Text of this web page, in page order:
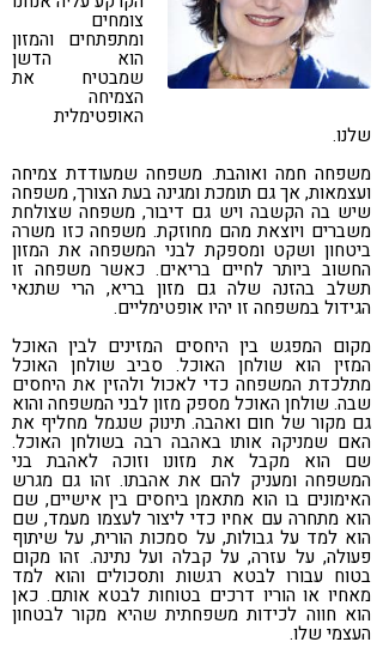
צומחים
ומתפתחים והמזון
הוא הדשן
שמבטיח את
הצמיחה
האופטימלית
שלנו.
משפחה חמה ואוהבת. משפחה שמעודדת צמיחה
ועצמאות, אך גם תומכת ומגינה בעת הצורך, משפחה
שיש בה הקשבה ויש גם דיבור, משפחה שצולחת
משברים ויוצאת מהם מחוזקת. משפחה כזו משרה
ביטחון ושקט ומספקת לבני המשפחה את המזון
החשוב ביותר לחיים בריאים. כאשר משפחה זו
תשלב בהזנה שלה גם מזון בריא, הרי שתנאי
הגידול במשפחה זו יהיו אופטימליים.
מקום המפגש בין היחסים המזינים לבין האוכל
המזין הוא שולחן האוכל. סביב שולחן האוכל
מתלכדת המשפחה כדי לאכול ולהזין את היחסים
שבה. שולחן האוכל מספק מזון לבני המשפחה והוא
גם מקור של חום ואהבה. תינוק שנגמל מחליף את
האם שמניקה אותו באהבה רבה בשולחן האוכל.
שם הוא מקבל את מזונו וזוכה לאהבת בני
המשפחה ומעניק להם את אהבתו. זהו גם מגרש
האימונים בו הוא מתאמן ביחסים בין אישיים, שם
הוא מתחרה עם אחיו כדי ליצור לעצמו מעמד, שם
הוא למד על גבולות, על סמכות הורית, על שיתוף
פעולה, על עזרה, על קבלה ועל נתינה. זהו מקום
בטוח עבורו לבטא רגשות ותסכולים והוא למד
מאחיו או הוריו דרכים בטוחות לבטא אותם. כאן
הוא חווה לכידות משפחתית שהיא מקור לבטחון
העצמי שלו.